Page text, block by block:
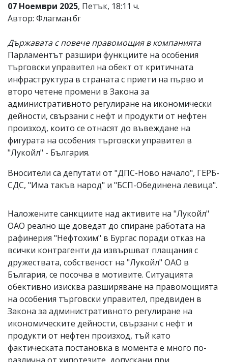
и
редакцията
отговорност
за
Ако
откриете
обиден
вас
коментар,
моля
сигнализирайте
ни!
07 Ноември 2025, Петък, 18:11 ч.
Автор: Флагман.бг
Държавата с повече правомощия в компанията
Парламентът разшири функциите на особения
търговски управител на обект от критичната
инфраструктура в страната с приети на първо и
второ четене промени в Закона за
административното регулиране на икономически
дейности, свързани с нефт и продукти от нефтен
произход, които се отнасят до въвеждане на
фигурата на особения търговски управител в
"Лукойл" - България.
Вносители са депутати от "ДПС-Ново начало", ГЕРБ-
СДС, "Има такъв народ" и "БСП-Обединена левица".
Наложените санкциите над активите на "Лукойл"
ОAO реално ще доведат до спиране работата на
рафинерия "Нефтохим" в Бургас поради отказ на
всички контрагенти да извършват плащания с
дружествата, собственост на "Лукойл" ОАО в
България, се посочва в мотивите. Ситуацията
обективно изисква разширяване на правомощията
на особения търговски управител, предвиден в
Закона за административното регулиране на
икономическите дейности, свързани с нефт и
продукти от нефтен произход, тъй като
фактическата постановка в момента е много по-